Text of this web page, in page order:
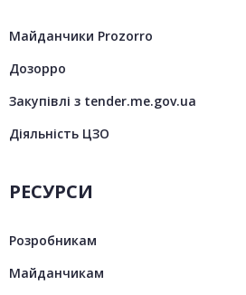
Майданчики Prozorro
Дозорро
Закупівлі з tender.me.gov.ua
Діяльність ЦЗО
РЕСУРСИ
Розробникам
Майданчикам